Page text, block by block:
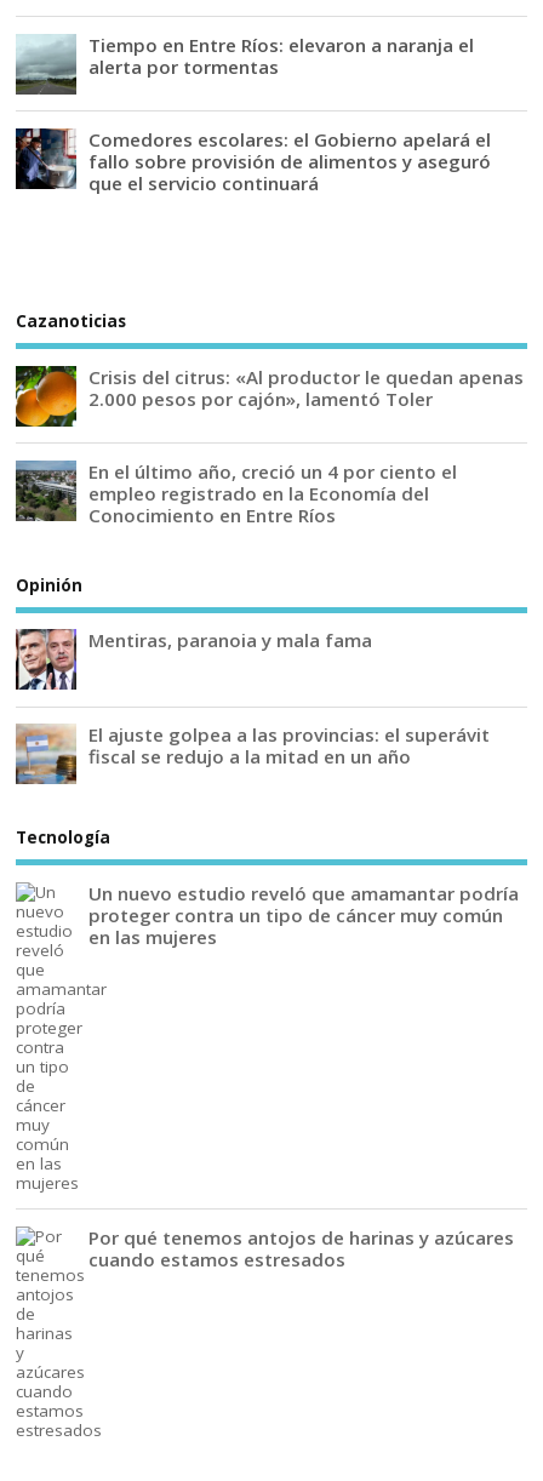
Tiempo en Entre Ríos: elevaron a naranja el
alerta por tormentas
Comedores escolares: el Gobierno apelará el
fallo sobre provisión de alimentos y aseguró
que el servicio continuará
Cazanoticias
Crisis del citrus: «Al productor le quedan apenas
2.000 pesos por cajón», lamentó Toler
En el último año, creció un 4 por ciento el
empleo registrado en la Economía del
Conocimiento en Entre Ríos
Opinión
Mentiras, paranoia y mala fama
El ajuste golpea a las provincias: el superávit
fiscal se redujo a la mitad en un año
Tecnología
Un nuevo estudio reveló que amamantar podría
proteger contra un tipo de cáncer muy común
en las mujeres
Por qué tenemos antojos de harinas y azúcares
cuando estamos estresados